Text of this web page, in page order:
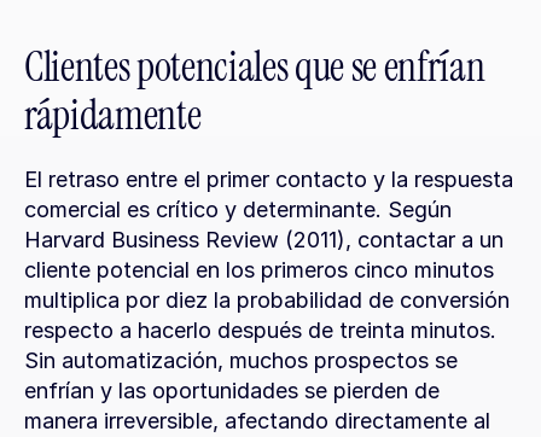
Clientes potenciales que se enfrían
rápidamente
El retraso entre el primer contacto y la respuesta
comercial es crítico y determinante. Según
Harvard Business Review (2011), contactar a un
cliente potencial en los primeros cinco minutos
multiplica por diez la probabilidad de conversión
respecto a hacerlo después de treinta minutos.
Sin automatización, muchos prospectos se
enfrían y las oportunidades se pierden de
manera irreversible, afectando directamente al